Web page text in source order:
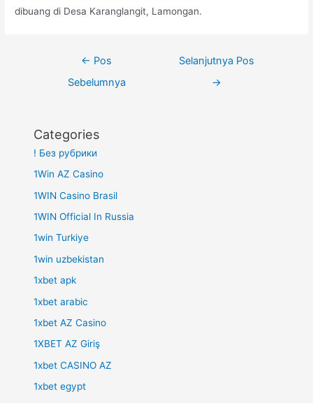
dibuang di Desa Karanglangit, Lamongan.
← Pos
Sebelumnya
Selanjutnya Pos
→
Categories
! Без рубрики
1Win AZ Casino
1WIN Casino Brasil
1WIN Official In Russia
1win Turkiye
1win uzbekistan
1xbet apk
1xbet arabic
1xbet AZ Casino
1XBET AZ Giriş
1xbet CASINO AZ
1xbet egypt